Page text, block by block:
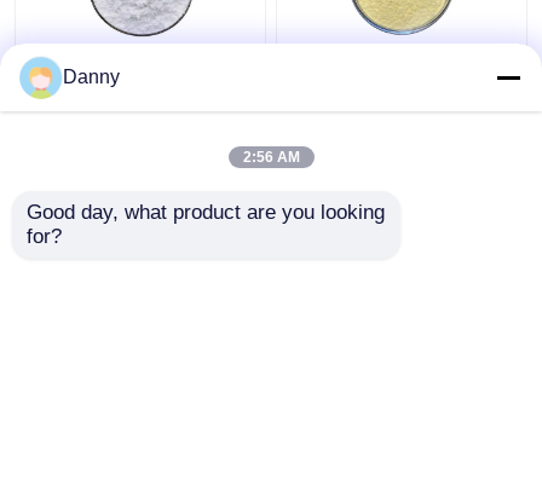
98% शुद्ध केंद्रित पौधे के अर्क
पाउडर सफेद त्वचा टोन पाउडर
506-32-1 शुद्ध पौधों का अर्क
Danny
2:56 AM
Good day, what product are you looking
for?